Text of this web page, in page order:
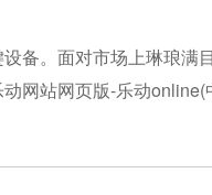
备。面对市场上琳琅满
网站网页版-乐动